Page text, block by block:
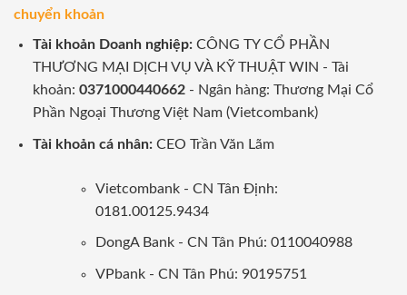
chuyển khoản
Tài khoản Doanh nghiệp:CÔNG TY CỔ PHẦN
THƯƠNG MẠI DỊCH VỤ VÀ KỸ THUẬT WIN - Tài
khoản: 0371000440662- Ngân hàng: Thương Mại Cổ
Phần Ngoại Thương Việt Nam (Vietcombank)
Tài khoản cá nhân: CEO Trần Văn Lãm
Vietcombank - CN Tân Định:
0181.00125.9434
DongA Bank - CN Tân Phú: 0110040988
VPbank - CN Tân Phú: 90195751